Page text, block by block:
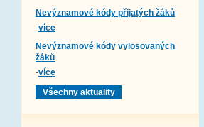
Nevýznamové kódy přijatých žáků
-více
Nevýznamové kódy vylosovaných
žáků
-více
Všechny aktuality